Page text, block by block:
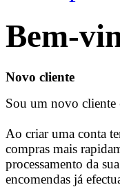
Bem-
Novo cliente
Sou um novo cliente
Ao criar uma conta
compras mais
processamento da
encomendas já